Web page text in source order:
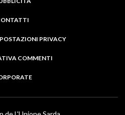
PRIVACY
COMMENTI